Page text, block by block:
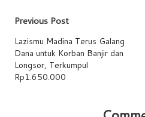
Previous Post
Lazismu Madina Terus Galang
Dana untuk Korban Banjir dan
Longsor, Terkumpul
Rp1.650.000